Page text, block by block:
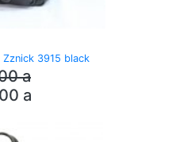
3915 black
a
a